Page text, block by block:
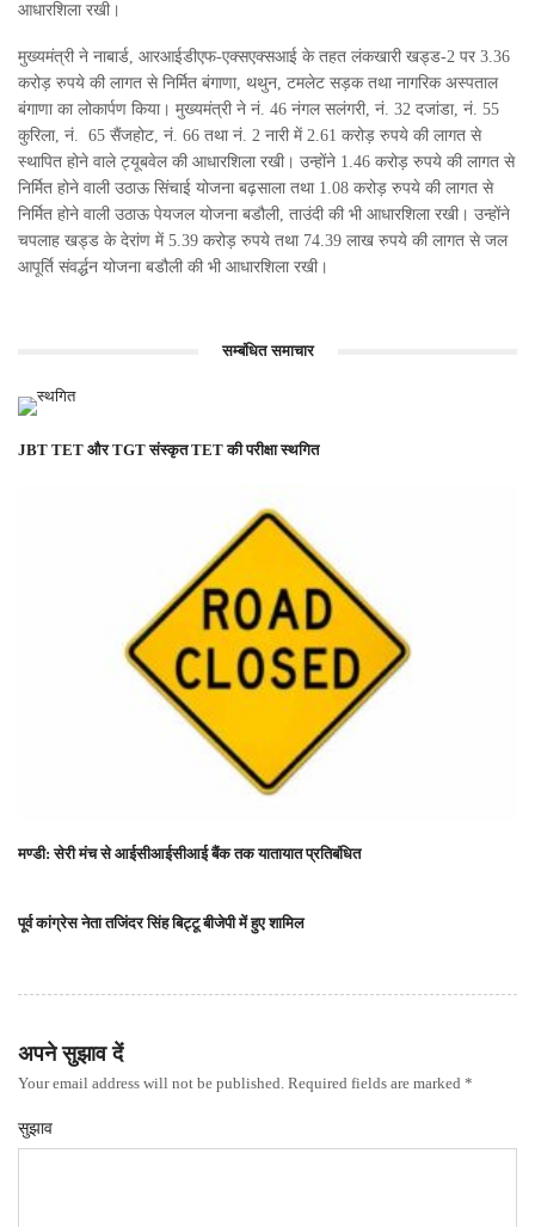
आधारशिला रखी।
मुख्यमंत्री ने नाबार्ड, आरआईडीएफ-एक्सएक्सआई के तहत लंकखारी खड्ड-2 पर 3.36
करोड़ रुपये की लागत से निर्मित बंगाणा, थथुन, टमलेट सड़क तथा नागरिक अस्पताल
बंगाणा का लोकार्पण किया। मुख्यमंत्री ने नं. 46 नंगल सलंगरी, नं. 32 दजांडा, नं. 55
कुरिला, नं. 65 सैंजहोट, नं. 66 तथा नं. 2 नारी में 2.61 करोड़ रुपये की लागत से
स्थापित होने वाले ट्यूबवेल की आधारशिला रखी। उन्होंने 1.46 करोड़ रुपये की लागत से
निर्मित होने वाली उठाऊ सिंचाई योजना बढ़साला तथा 1.08 करोड़ रुपये की लागत से
निर्मित होने वाली उठाऊ पेयजल योजना बडौली, ताउंदी की भी आधारशिला रखी। उन्होंने
चपलाह खड्ड के देरांण में 5.39 करोड़ रुपये तथा 74.39 लाख रुपये की लागत से जल
आपूर्ति संवर्द्धन योजना बडौली की भी आधारशिला रखी।
सम्बंधित समाचार
JBT TET और TGT संस्कृत TET की परीक्षा स्थगित
मण्डी: सेरी मंच से आईसीआईसीआई बैंक तक यातायात प्रतिबंधित
पूर्व कांग्रेस नेता तजिंदर सिंह बिट्टू बीजेपी में हुए शामिल
अपने सुझाव दें
Your email address will not be published. Required fields are marked *
सुझाव